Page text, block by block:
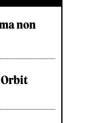
non